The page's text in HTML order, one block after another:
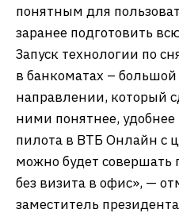
понятным для
заранее подготовить
Запуск технологии по
в банкоматах –
направлении, который
ними понятнее,
пилота в ВТБ Онлайн с
можно будет
без визита в офис», —
заместитель